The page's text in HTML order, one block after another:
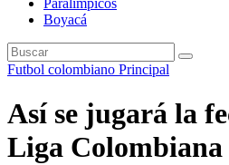
Paralímpicos
Boyacá
Futbol colombiano Principal
Así se jugará la
Liga Colombiana